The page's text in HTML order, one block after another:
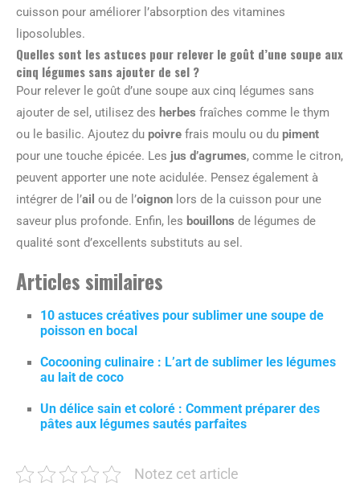
cuisson pour améliorer l’absorption des vitamines
liposolubles.
Quelles sont les astuces pour relever le goût d’une soupe aux
cinq légumes sans ajouter de sel ?
Pour relever le goût d’une soupe aux cinq légumes sans
ajouter de sel, utilisez des herbes fraîches comme le thym
ou le basilic. Ajoutez du poivre frais moulu ou du piment
pour une touche épicée. Les jus d’agrumes, comme le citron,
peuvent apporter une note acidulée. Pensez également à
intégrer de l’ail ou de l’oignon lors de la cuisson pour une
saveur plus profonde. Enfin, les bouillons de légumes de
qualité sont d’excellents substituts au sel.
Articles similaires
10 astuces créatives pour sublimer une soupe de
poisson en bocal
Cocooning culinaire : L’art de sublimer les légumes
au lait de coco
Un délice sain et coloré : Comment préparer des
pâtes aux légumes sautés parfaites
Notez cet article